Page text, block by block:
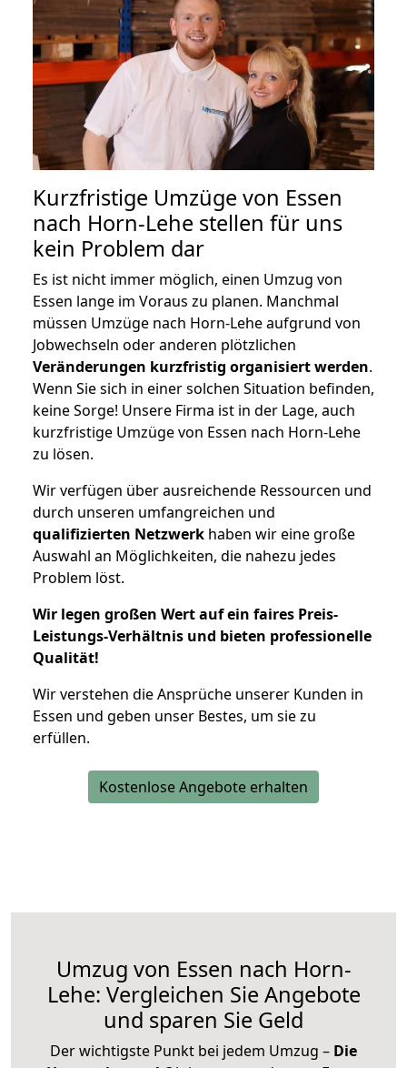
Kurzfristige Umzüge von Essen
nach Horn-Lehe stellen für uns
kein Problem dar
Es ist nicht immer möglich, einen Umzug von
Essen lange im Voraus zu planen. Manchmal
müssen Umzüge nach Horn-Lehe aufgrund von
Jobwechseln oder anderen plötzlichen
Veränderungen kurzfristig organisiert werden.
Wenn Sie sich in einer solchen Situation befinden,
keine Sorge! Unsere Firma ist in der Lage, auch
kurzfristige Umzüge von Essen nach Horn-Lehe
zu lösen.
Wir verfügen über ausreichende Ressourcen und
durch unseren umfangreichen und
qualifizierten Netzwerk haben wir eine große
Auswahl an Möglichkeiten, die nahezu jedes
Problem löst.
Wir legen großen Wert auf ein faires Preis-
Leistungs-Verhältnis und bieten professionelle
Qualität!
Wir verstehen die Ansprüche unserer Kunden in
Essen und geben unser Bestes, um sie zu
erfüllen.
Kostenlose Angebote erhalten
Umzug von Essen nach Horn-
Lehe: Vergleichen Sie Angebote
und sparen Sie Geld
Der wichtigste Punkt bei jedem Umzug – Die